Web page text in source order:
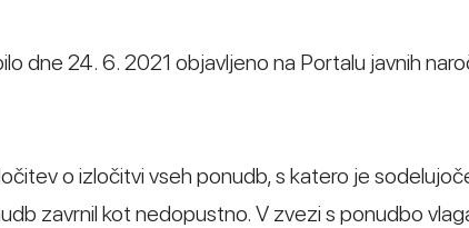
dne 24. 6. 2021 objavljeno na Portalu javnih
o izločitvi vseh ponudb, s katero je
zavrnil kot nedopustno. V zvezi s ponudbo